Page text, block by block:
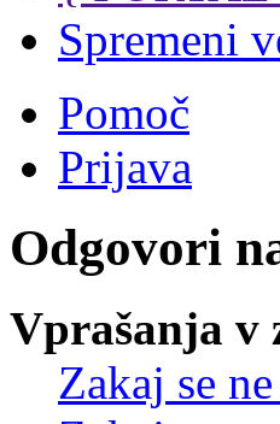
Spremeni
Pomoč
Prijava
Odgovori
Vprašanja v
Zakaj se